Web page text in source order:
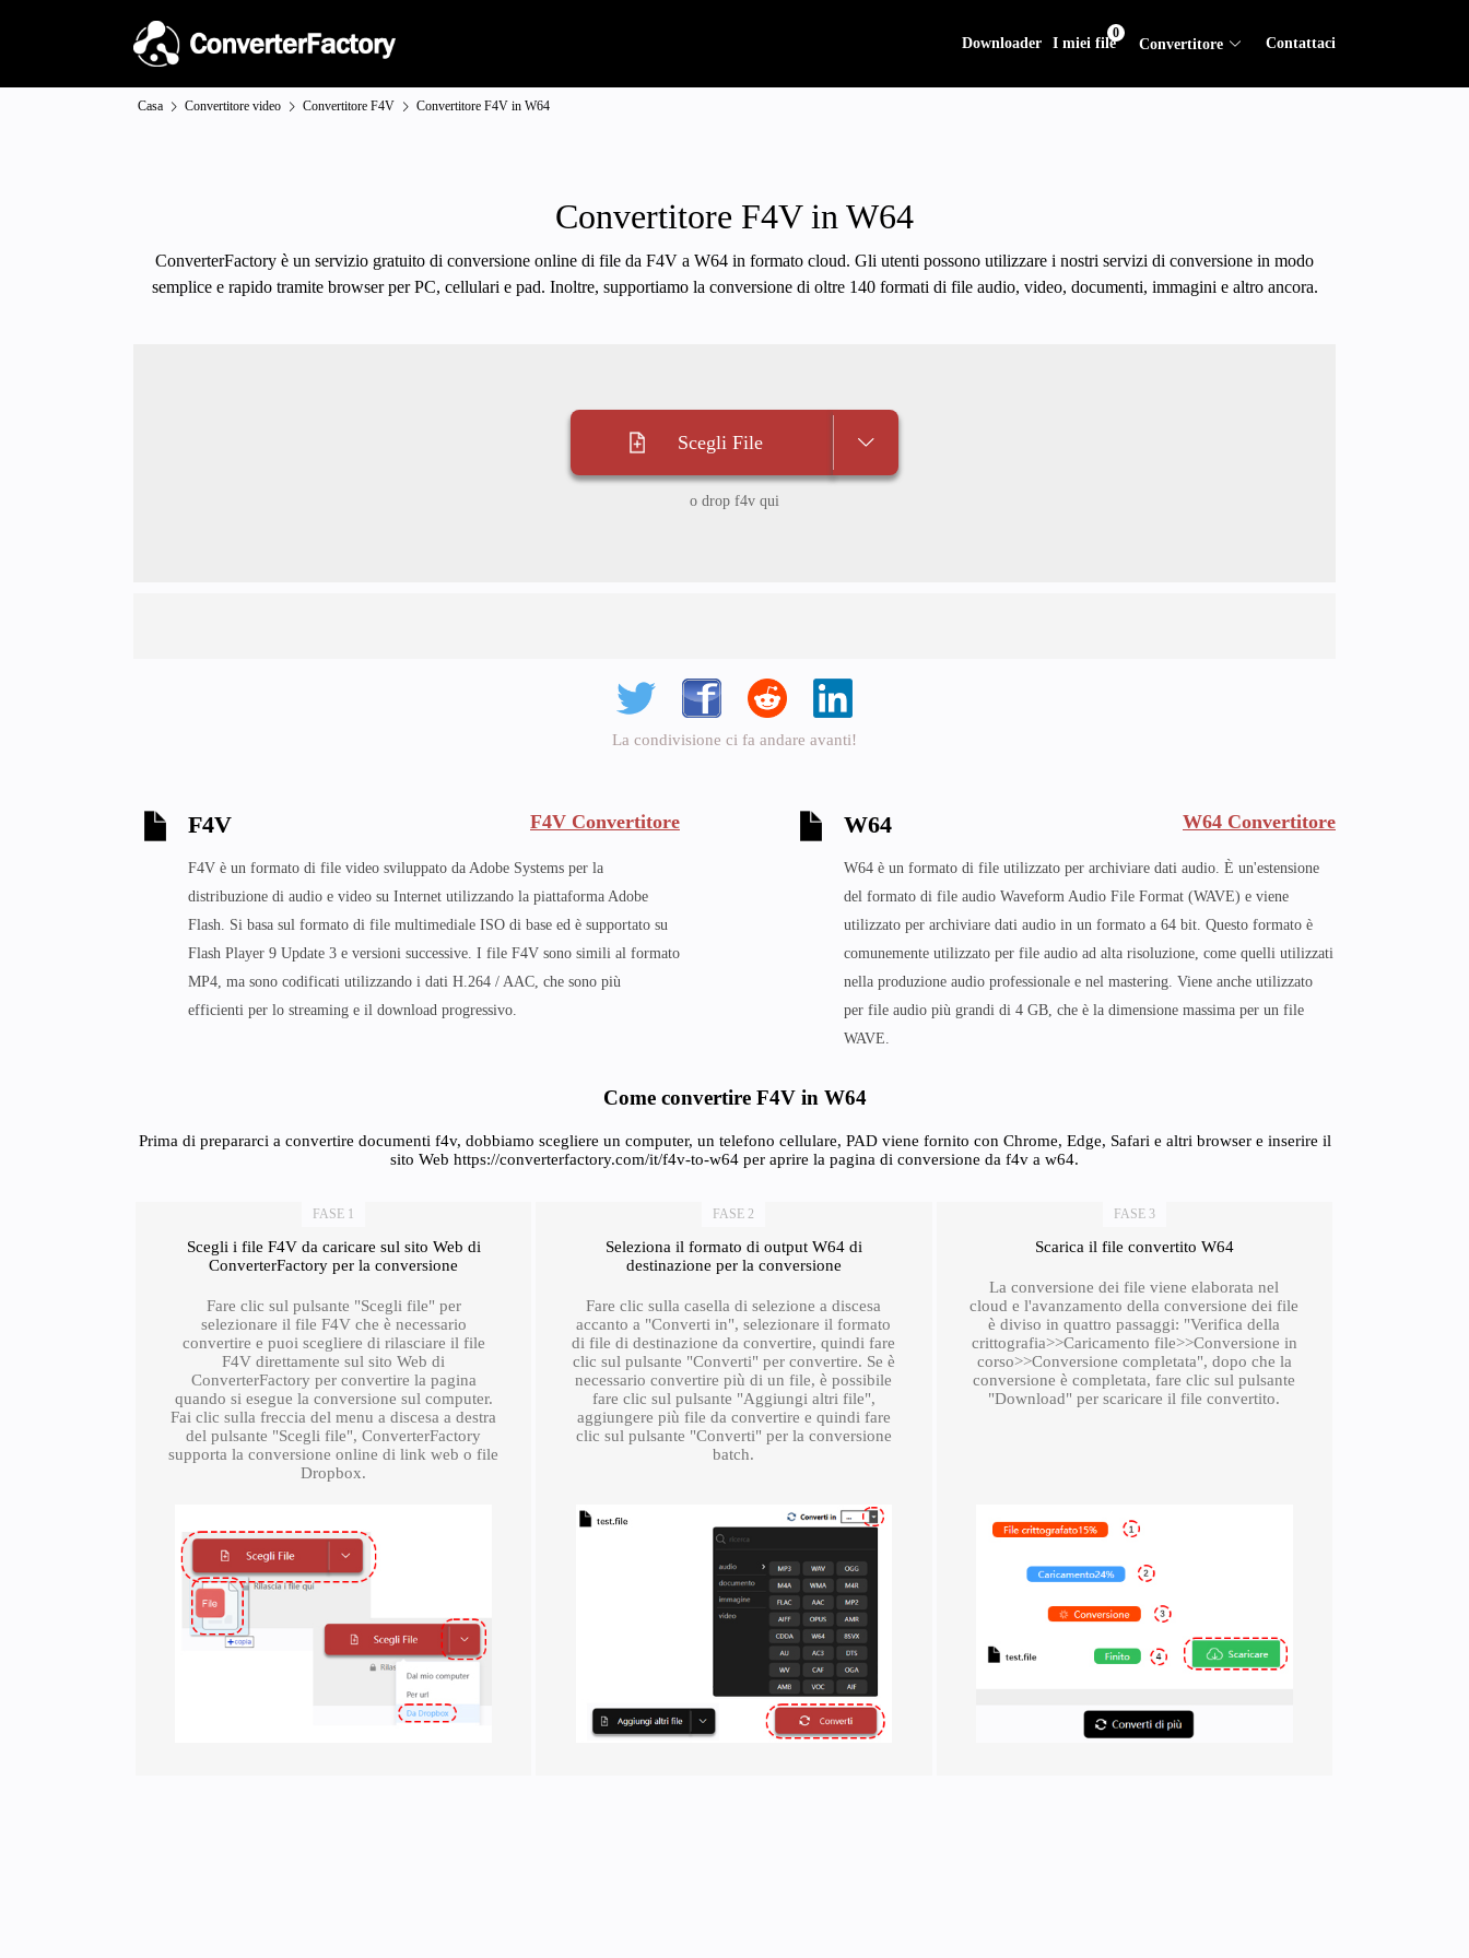
Downloader I miei file
0
Convertitore Contattaci
Casa Convertitore video Convertitore F4V Convertitore F4V in W64
Convertitore F4V in W64
ConverterFactory è un servizio gratuito di conversione online di file da F4V a W64 in formato cloud. Gli utenti possono utilizzare i nostri servizi di conversione in modo
semplice e rapido tramite browser per PC, cellulari e pad. Inoltre, supportiamo la conversione di oltre 140 formati di file audio, video, documenti, immagini e altro ancora.
Scegli File
o drop f4v qui
La condivisione ci fa andare avanti!
F4V F4V Convertitore
F4V è un formato di file video sviluppato da Adobe Systems per la
distribuzione di audio e video su Internet utilizzando la piattaforma Adobe
Flash. Si basa sul formato di file multimediale ISO di base ed è supportato su
Flash Player 9 Update 3 e versioni successive. I file F4V sono simili al formato
MP4, ma sono codificati utilizzando i dati H.264 / AAC, che sono più
efficienti per lo streaming e il download progressivo.
W64 W64 Convertitore
W64 è un formato di file utilizzato per archiviare dati audio. È un'estensione
del formato di file audio Waveform Audio File Format (WAVE) e viene
utilizzato per archiviare dati audio in un formato a 64 bit. Questo formato è
comunemente utilizzato per file audio ad alta risoluzione, come quelli utilizzati
nella produzione audio professionale e nel mastering. Viene anche utilizzato
per file audio più grandi di 4 GB, che è la dimensione massima per un file
WAVE.
Come convertire F4V in W64
Prima di prepararci a convertire documenti f4v, dobbiamo scegliere un computer, un telefono cellulare, PAD viene fornito con Chrome, Edge, Safari e altri browser e inserire il
sito Web https://converterfactory.com/it/f4v-to-w64 per aprire la pagina di conversione da f4v a w64.
FASE 1
Scegli i file F4V da caricare sul sito Web di
ConverterFactory per la conversione
Fare clic sul pulsante "Scegli file" per
selezionare il file F4V che è necessario
convertire e puoi scegliere di rilasciare il file
F4V direttamente sul sito Web di
ConverterFactory per convertire la pagina
quando si esegue la conversione sul computer.
Fai clic sulla freccia del menu a discesa a destra
del pulsante "Scegli file", ConverterFactory
supporta la conversione online di link web o file
Dropbox.
FASE 2
Seleziona il formato di output W64 di
destinazione per la conversione
Fare clic sulla casella di selezione a discesa
accanto a "Converti in", selezionare il formato
di file di destinazione da convertire, quindi fare
clic sul pulsante "Converti" per convertire. Se è
necessario convertire più di un file, è possibile
fare clic sul pulsante "Aggiungi altri file",
aggiungere più file da convertire e quindi fare
clic sul pulsante "Converti" per la conversione
batch.
FASE 3
Scarica il file convertito W64
La conversione dei file viene elaborata nel
cloud e l'avanzamento della conversione dei file
è diviso in quattro passaggi: "Verifica della
crittografia>>Caricamento file>>Conversione in
corso>>Conversione completata", dopo che la
conversione è completata, fare clic sul pulsante
"Download" per scaricare il file convertito.